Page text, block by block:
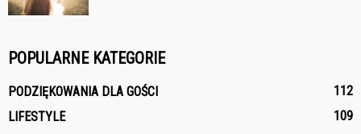
POPULARNE KATEGORIE
PODZIĘKOWANIA DLA GOŚCI
112
LIFESTYLE
109